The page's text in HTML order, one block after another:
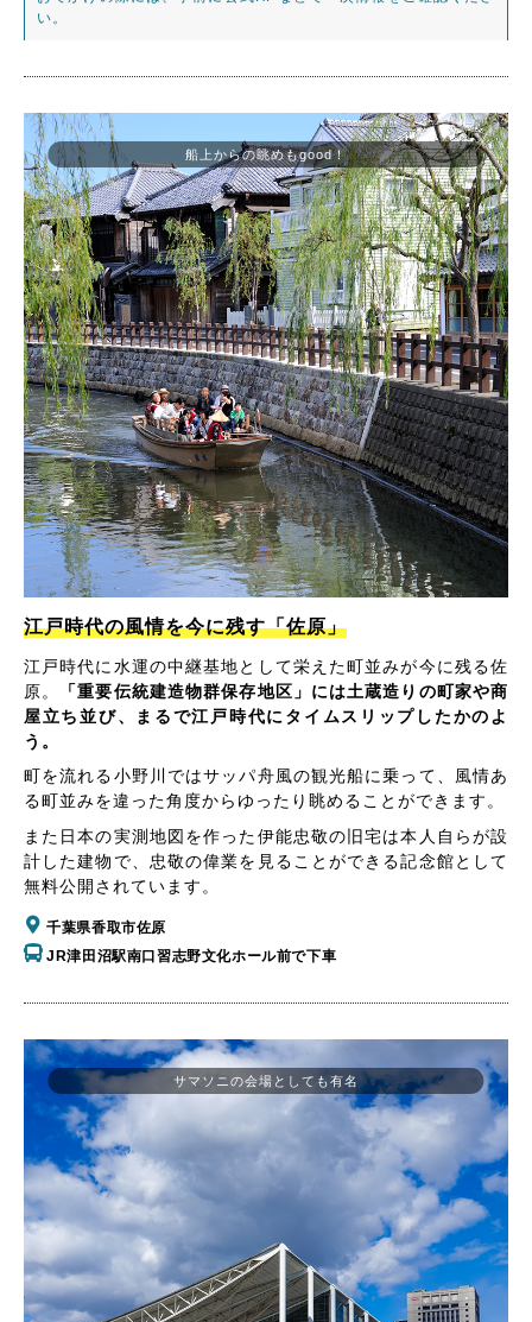
い。
船上からの眺めもgood！
江戸時代の風情を今に残す「佐原」
江戸時代に水運の中継基地として栄えた町並みが今に残る佐
原。
「重要伝統建造物群保存地区」には土蔵造りの町家や商
屋立ち並び、まるで江戸時代にタイムスリップしたかのよ
う。
町を流れる小野川ではサッパ舟風の観光船に乗って、風情あ
る町並みを違った角度からゆったり眺めることができます。
また日本の実測地図を作った伊能忠敬の旧宅は本人自らが設
計した建物で、忠敬の偉業を見ることができる記念館として
無料公開されています。
千葉県香取市佐原
JR津田沼駅南口習志野文化ホール前で下車
サマソニの会場としても有名